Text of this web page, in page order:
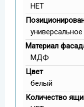
НЕТ
универсальное
Материал
МДФ
Цвет
белый
Количество